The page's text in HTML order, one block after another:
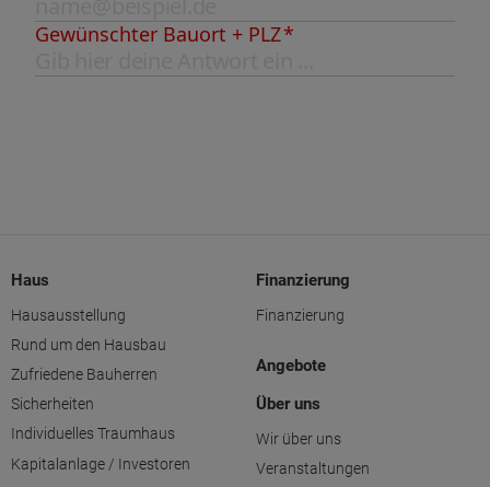
Haus
Hausausstellung
Rund um den Hausbau
Zufriedene Bauherren
Sicherheiten
Individuelles Traumhaus
Kapitalanlage / Investoren
Finanzierung
Finanzierung
Angebote
Über uns
Wir über uns
Veranstaltungen